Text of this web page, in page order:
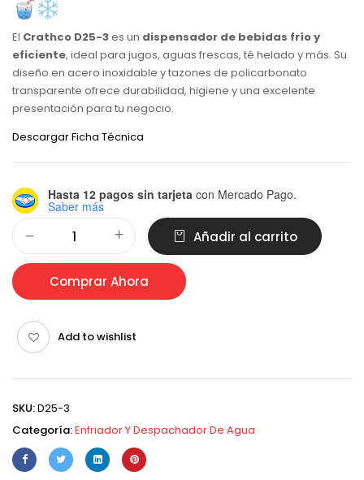
El Crathco D25-3es un dispensador de bebidas frío y
eficiente, ideal para jugos, aguas frescas, té helado y más. Su
diseño en acero inoxidable y tazones de policarbonato
transparente ofrece durabilidad, higiene y una excelente
presentación para tu negocio.
Descargar Ficha Técnica
Hasta 12 pagos sin tarjeta con Mercado Pago.
Saber más
Añadir al carrito
Comprar Ahora
Add to wishlist
SKU:D25-3
Categoría:Enfriador Y Despachador De Agua